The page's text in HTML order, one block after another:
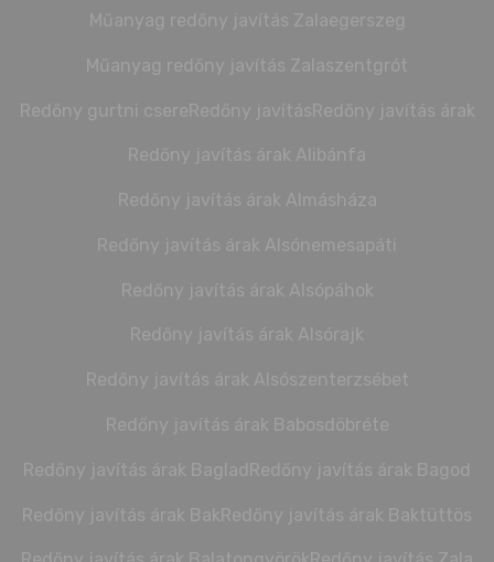
Műanyag redőny javítás Zalaegerszeg
Műanyag redőny javítás Zalaszentgrót
Redőny javítás Redőny javítás árak
Redőny javítás árak Alibánfa
Redőny javítás árak Almásháza
Redőny javítás árak Alsónemesapáti
Redőny javítás árak Alsópáhok
Redőny javítás árak Alsórajk
Redőny javítás árak Alsószenterzsébet
Redőny javítás árak Babosdöbréte
Redőny javítás árak Baglad Redőny javítás árak Bagod
Redőny javítás árak Bak Redőny javítás árak Baktüttös